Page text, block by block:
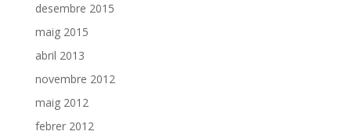
desembre 2015
maig 2015
abril 2013
novembre 2012
maig 2012
febrer 2012